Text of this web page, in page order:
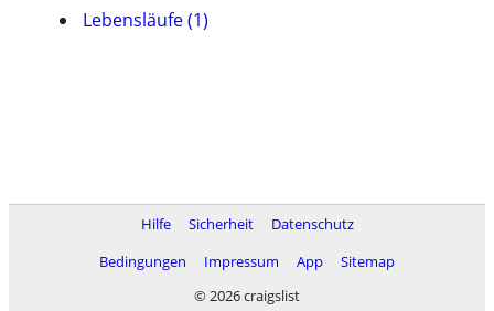
Lebensläufe (1)
Hilfe Sicherheit
Datenschutz
Bedingungen
Impressum App
Sitemap
© 2026 craigslist